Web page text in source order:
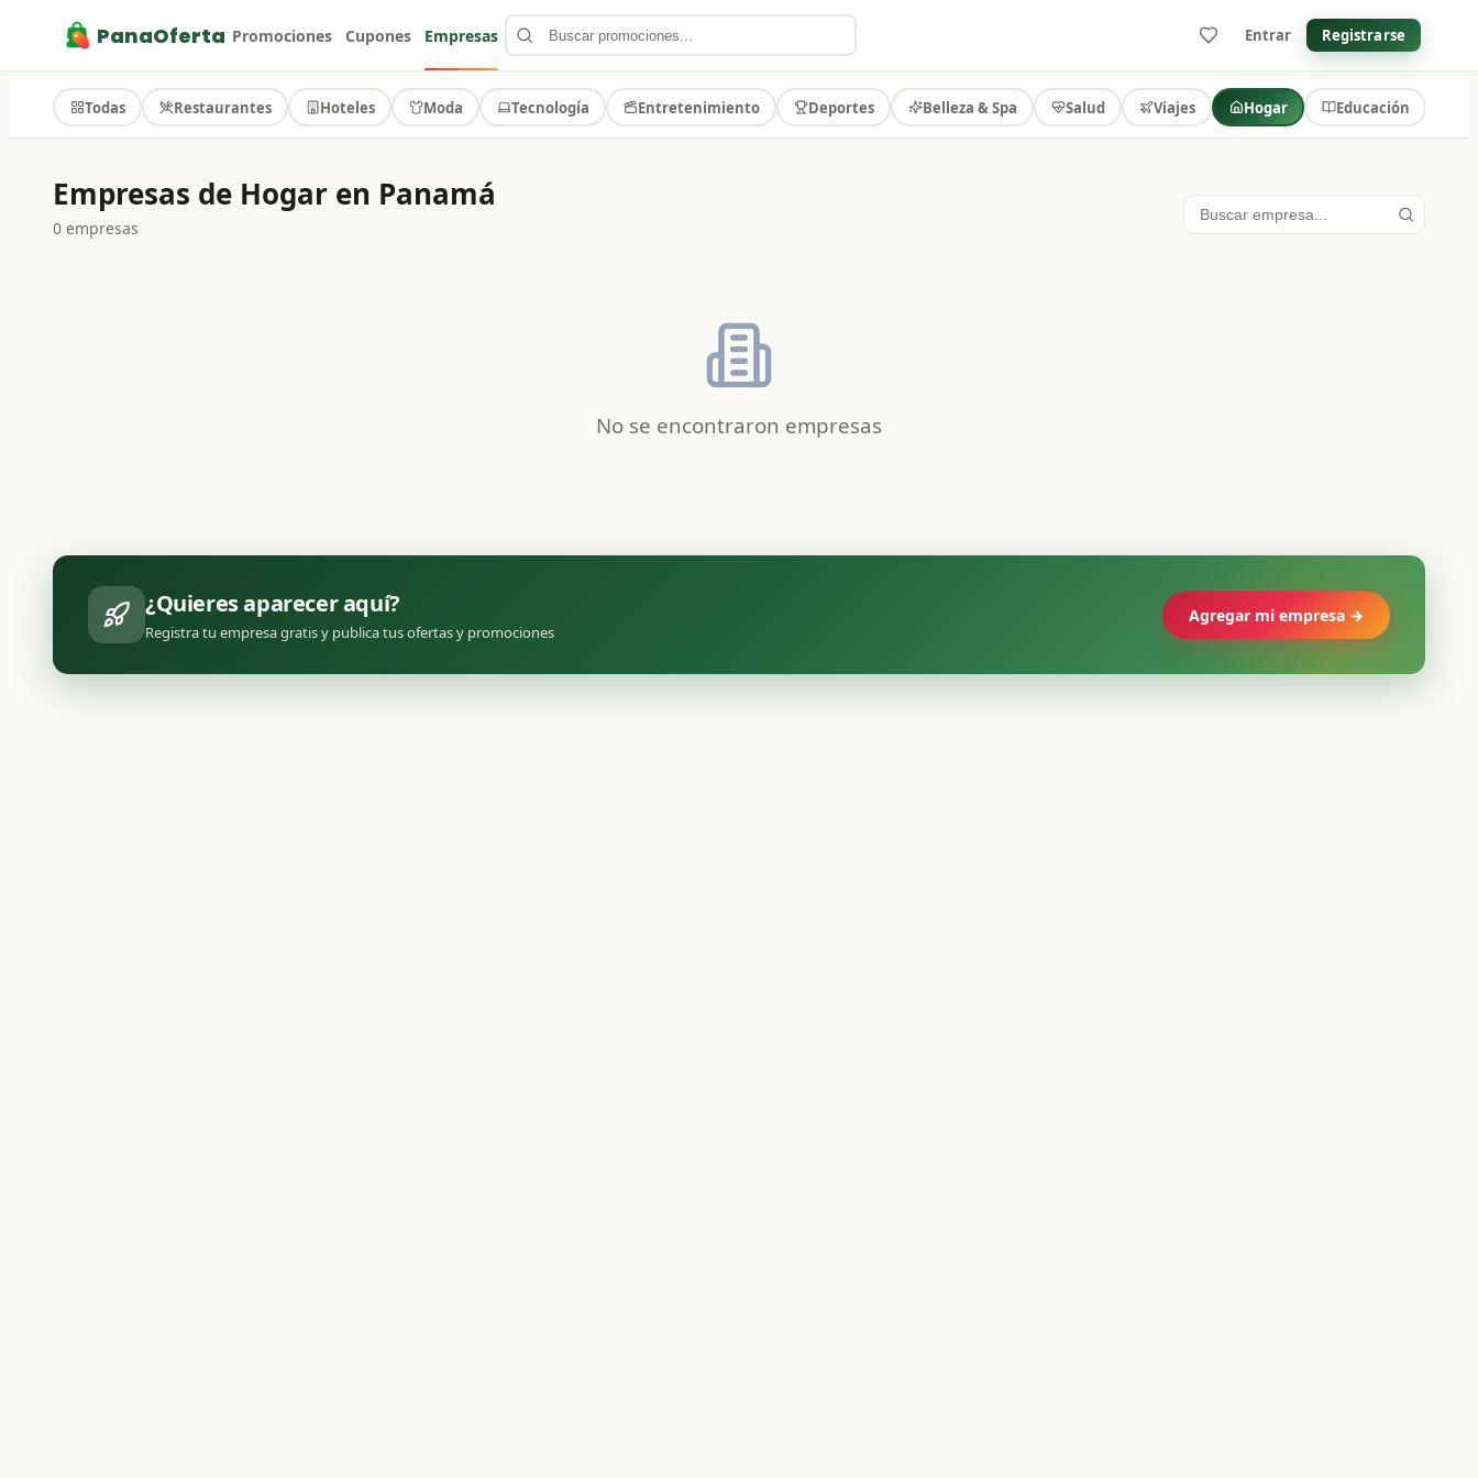
PanaOferta Promociones Cupones Empresas Entrar Registrarse
Todas Restaurantes Hoteles Moda Tecnología Entretenimiento Deportes Belleza & Spa Salud Viajes Hogar Educación
Empresas de Hogar en Panamá
0 empresas
No se encontraron empresas
¿Quieres aparecer aquí?
Registra tu empresa gratis y publica tus ofertas y promociones
Agregar mi empresa →